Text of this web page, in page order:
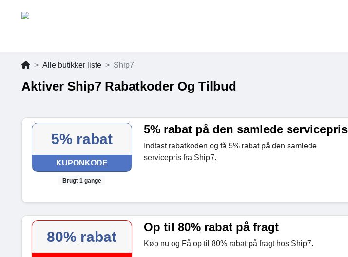
Alle butikker liste Ship7
Aktiver Ship7 Rabatkoder Og Tilbud
5% rabat
KUPONKODE
Brugt 1 gange
5% rabat på den samlede servicepris
Indtast rabatkoden og få 5% rabat på den samlede
servicepris fra Ship7.
80% rabat
Op til 80% rabat på fragt
Køb nu og Få op til 80% rabat på fragt hos Ship7.